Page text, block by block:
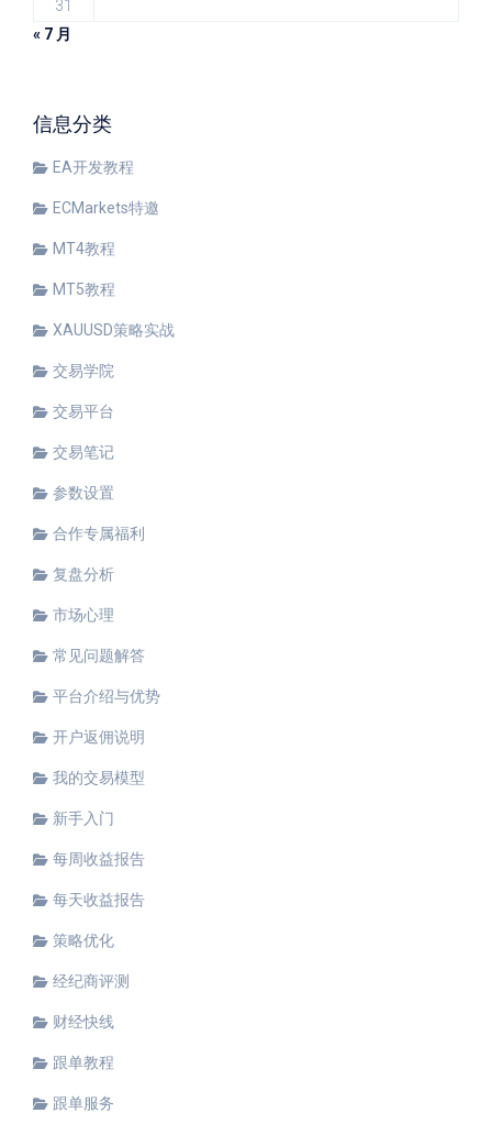
31
« 7 月
信息分类
EA开发教程
ECMarkets特邀
MT4教程
MT5教程
XAUUSD策略实战
交易学院
交易平台
交易笔记
参数设置
合作专属福利
复盘分析
市场心理
常见问题解答
平台介绍与优势
开户返佣说明
我的交易模型
新手入门
每周收益报告
每天收益报告
策略优化
经纪商评测
财经快线
跟单教程
跟单服务